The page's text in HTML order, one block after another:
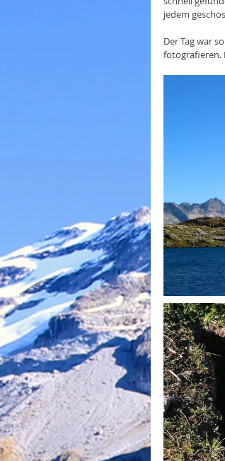
jedem
Der Tag war
fotografieren.